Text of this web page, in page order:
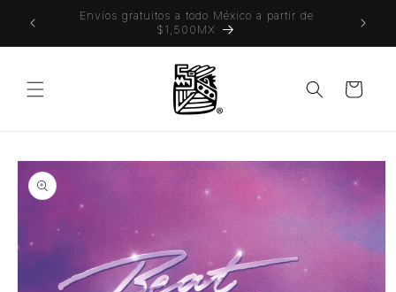
directamenteEnvíos gratuitos a todo México a partir de
$1,500MX
Carrito
directamente
a la
información
del producto